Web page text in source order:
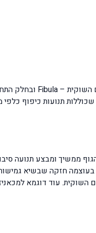
ממשיך ומבצע תנועה
חזקה שבשיא
עוד דוגמא